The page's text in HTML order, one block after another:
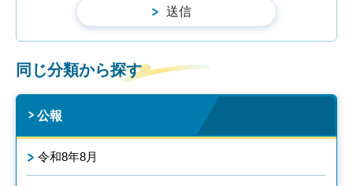
同じ分類から探す
公報
令和8年8月